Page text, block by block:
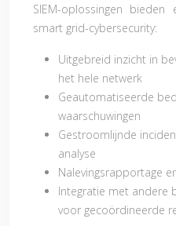
SIEM-oplossingen
smart grid-cybersecurity:
Uitgebreid inzicht in
het hele netwerk
Geautomatiseerde
waarschuwingen
Gestroomlijnde
analyse
Nalevingsrapportage
Integratie met andere
voor gecoördineerde